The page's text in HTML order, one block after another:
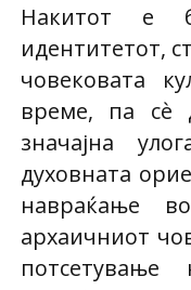
Накитот е
идентитетот,
човековата
време, па сѐ
значајна
духовната
навраќање
архаичниот
потсетување